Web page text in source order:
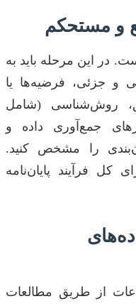
و مستحکم
در این مرحله باید به
و جزئی، فرضیه‌ها یا
روش‌شناسی (شامل
جمع‌آوری داده و
را مشخص کنید.
کل فرآیند پایان‌نامه
از طریق مطالعات